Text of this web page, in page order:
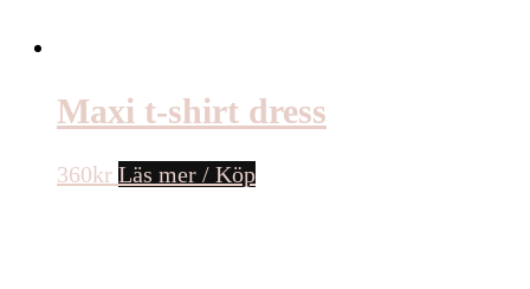
Maxi t-shirt dress
360kr Läs mer / Köp